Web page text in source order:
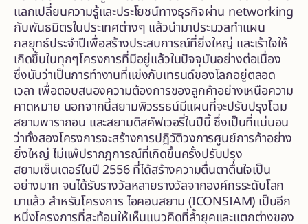
แลกเปลี่ยนความรู้และประโยชน์ทางธุรกิจผ่าน networking
กับพันธมิตรในประเทศต่างๆ แล้วนำมาประมวลทำแผน
กลยุทธ์ประจำปีเพื่อสร้างประสบการณ์ที่ยิ่งใหญ่ และเร้าใจให้
เกิดขึ้นในทุกๆโครงการที่มีอยู่แล้วในปัจจุบันอย่างต่อเนื่อง
ซึ่งนับว่าเป็นการทำงานที่แข่งกับเทรนด์ของโลกอยู่ตลอด
เวลา เพื่อตอบสนองความต้องการของลูกค้าอย่างเหนือความ
คาดหมาย นอกจากนี้สยามพิวรรธน์มีแผนที่จะปรับปรุงโฉม
สยามพารากอน และสยามดิสคัฟเวอรี่ในปีนี้ ซึ่งเป็นที่แน่นอน
ว่าทั้งสองโครงการจะสร้างการปฏิวัติวงการศูนย์การค้าอย่าง
ยิ่งใหญ่ ไม่แพ้ปรากฎการณ์ที่เกิดขึ้นครั้งปรับปรุง
สยามเซ็นเตอร์ในปี 2556 ที่ได้สร้างความตื่นตาตื่นใจเป็น
อย่างมาก จนได้รับรางวัลหลายรางวัลจากองค์กรระดับโลก
มาแล้ว สำหรับโครงการ ไอคอนสยาม (ICONSIAM) เป็นอีก
หนึ่งโครงการที่สะท้อนให้เห็นแนวคิดที่ล้ำยุคและแตกต่างของ